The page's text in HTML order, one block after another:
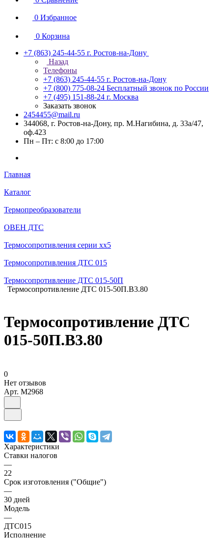
0 Избранное
0 Корзина
+7 (863) 245-44-55 г. Ростов-на-Дону
Назад
Телефоны
+7 (863) 245-44-55 г. Ростов-на-Дону
+7 (800) 775-08-24 Бесплатный звонок по России
+7 (495) 151-88-24 г. Москва
Заказать звонок
2454455@mail.ru
344068, г. Ростов-на-Дону, пр. М.Нагибина, д. 33а/47,
оф.423
Пн – Пт: с 8:00 до 17:00
Главная
Каталог
Термопреобразователи
ОВЕН ДТС
Термосопротивления серии хх5
Термосопротивления ДТС 015
Термосопротивление ДТС 015-50П
Термосопротивление ДТС 015-50П.В3.80
Термосопротивление ДТС
015-50П.В3.80
0
Нет отзывов
Арт. M2968
Характеристики
Ставки налогов
—
22
Срок изготовления ("Общие")
—
30 дней
Модель
—
ДТС015
Исполнение